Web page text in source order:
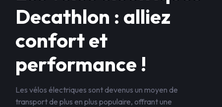
Decathlon : alliez
confort et
performance !
Les vélos électriques sont devenus un moyen de
transport de plus en plus populaire, offrant une